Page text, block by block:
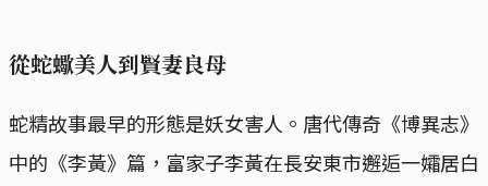
從蛇蠍美人到賢妻良母
蛇精故事最早的形態是妖女害人。唐代傳奇《博異志》
中的《李黃》篇，富家子李黃在長安東市邂逅一孀居白